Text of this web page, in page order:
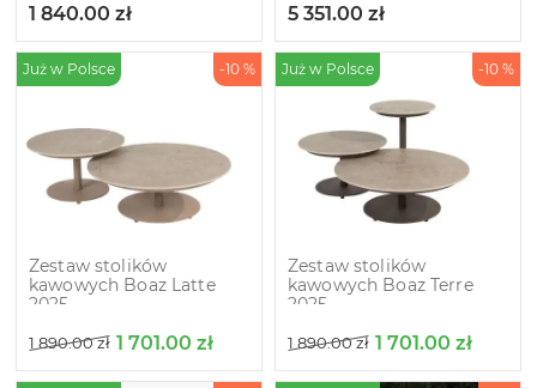
1 840.00 zł 5 351.00 zł
Już w Polsce -10 %
Zestaw stolików
kawowych Boaz Latte
2025
1 890.00zł 1 701.00 zł
Już w Polsce -10 %
Zestaw stolików
kawowych Boaz Terre
2025
1 890.00zł 1 701.00 zł